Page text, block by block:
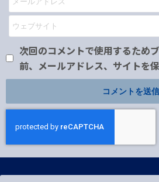
次回のコメントで使用するため
前、メールアドレス、サイトを保